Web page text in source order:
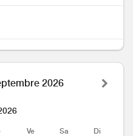
2026
Ve Sa Di